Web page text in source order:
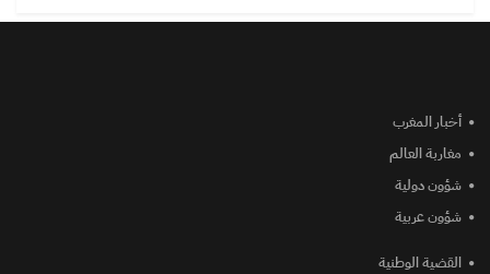
أخبار المغرب
مغاربة العالم
شؤون دولية
شؤون عربية
القضية الوطنية